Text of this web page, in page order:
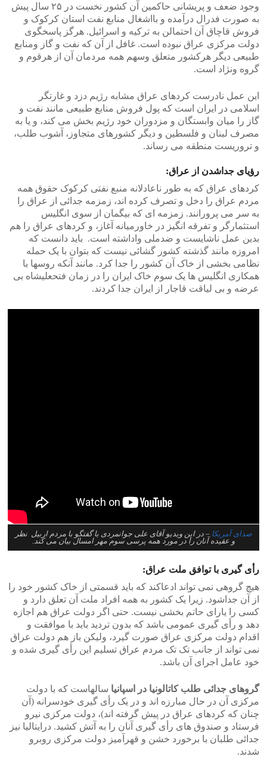
وجود ضعف و پریشانی حاکمین آن کشور نخست در ۲۵ سال پیش
به صورت فدرال درآمده و بااشغال منابع نفت استان کرکوک و
فروش قاچاق آن احتمالن به ترکیه و اسرائیل. هرگز پاسخگوی
دولت مرکزی عراق نبوده است. غافل از آن که نفت و گاز ومنابع
طبیعی دیگر هرکشور متعلق وسهم همه مردمان آن از هرقوم و
گروه ونژاد است.
این عمل نادرست کردهای عراق مشابه رژیم دزد و غارتگر
اسلامی در ایران است که پول فروش منابع طبیعی مانند نفت و
گاز را میان وابستگان و مزدوران خود رژیم بخش می کند، و یا به
مصرف لبنان و فلسطین و دیگر کشورهای متجاوز، آشوب طلب،
و تروریست منطقه می رساند.
رؤیای جداشدن از عراق:
کردهای عراق که به طور ناعادلانه منبع نفتی کرکوک حقوق همه
مردم عراق را دخل و تصرف کرده اند، زمزمه جدائی از عراق را
به سر می پرورانند. زمزمه ای که بیگمان از سوی انگلیس
استثمارگر و تفرقه انگیز در خاورمیانه آغاز، و کردهای عراق را هم
بدین عمل ناشایست و ضدملی واداشته است. باید دانست که
امروزه مانند گذشته کشور گشائی نیست که بتوان با یک حمله
نظامی بخشی از خاک آن کشور را جدا کرد. مانند آنکه روسها با
همکاری انگلیس ها یک سوم خاک ایران را در زمان فتحعلیشاه بی
عرضه و بی لیاقت قاجار از ایران جدا کردند.
صدای آمریکا – در این ویدیو آقای علی جوانمردی با گفتگو با مردم اربیل نظر
و عقیده آنان را در مورد همه پرسی سوم مهر امسال بیان می کند.
رأی گیری با توافق ملت عراق:
هیچ گروهی نمی تواند ادعاکند که باید قسمتی از خاک کشور خود را
از آن جداشود. زیرا یک کشور به همه افراد ملت آن تعلق دارد و
کسی را یارای حاتم بخشی نیست. حتی اگر دولت عراق هم اجازه
دهد و رأی گیری عمومی باشد که بدون تردید باید با موافقت و
اقدام دولت مرکزی عراق صورت گیرد، ولیکن باز هم دولت عراق
نمی تواند از جانب تک تک مردم عراق تسلیم این رأی گیری شده و
خود عامل اجرای آن باشد.
گروهای جدائی طلب کاتالونیا در اسپانیا سالهاست که با دولت
مرکزی آن در حال مبارزه اند و در یک رأی گیری خودسرانه (آن
چنان که کردهای عراق در پیش گرفته اند)، دولت مرکزی نیرو
فرستاد و صندوق های رأی گیری آنان را به آتش کشید. درایتالیا نیز
جدائی طلبان با برخورد خشن و قهرآمیز دولت مرکزی روبرو
شدند.
<
>